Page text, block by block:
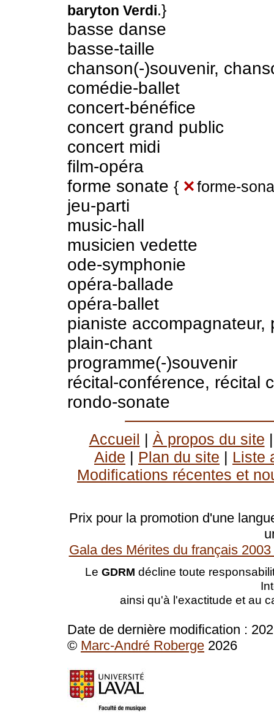
baryton Verdi.}
basse danse
basse-taille
chanson(-)souvenir,
comédie-ballet
concert-bénéfice
concert grand public
concert midi
film-opéra
forme sonate { ✕forme-
jeu-parti
music-hall
musicien vedette
ode-symphonie
opéra-ballade
opéra-ballet
pianiste accompagnateur,
plain-chant
programme(-)souvenir
récital-conférence, récital
rondo-sonate
Accueil | À propos du site
Aide | Plan du site | Liste
Modifications récentes et
Prix pour la promotion d'une
Gala des Mérites du français
Le GDRM décline toute
ainsi qu'à l'exactitude et au
Date de dernière modification :
© Marc-André Roberge 2026